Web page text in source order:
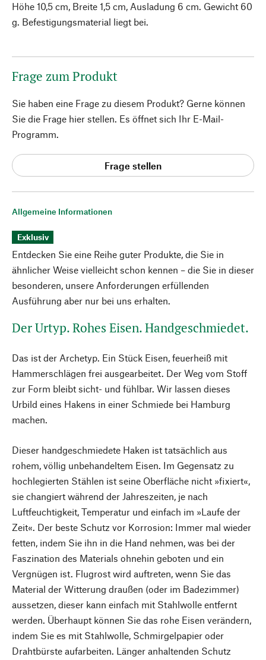
Allgemeine Informationen
Exklusiv
Entdecken Sie eine Reihe guter Produkte, die Sie in
ähnlicher Weise vielleicht schon kennen – die Sie in dieser
besonderen, unsere Anforderungen erfüllenden
Ausführung aber nur bei uns erhalten.
Der Urtyp. Rohes Eisen. Handgeschmiedet.
Das ist der Archetyp. Ein Stück Eisen, feuerheiß mit
Hammerschlägen frei ausgearbeitet. Der Weg vom Stoff
zur Form bleibt sicht- und fühlbar. Wir lassen dieses
Urbild eines Hakens in einer Schmiede bei Hamburg
machen.
Dieser handgeschmiedete Haken ist tatsächlich aus
rohem, völlig unbehandeltem Eisen. Im Gegensatz zu
hochlegierten Stählen ist seine Oberfläche nicht »fixiert«,
sie changiert während der Jahreszeiten, je nach
Luftfeuchtigkeit, Temperatur und einfach im »Laufe der
Zeit«. Der beste Schutz vor Korrosion: Immer mal wieder
fetten, indem Sie ihn in die Hand nehmen, was bei der
Faszination des Materials ohnehin geboten und ein
Vergnügen ist. Flugrost wird auftreten, wenn Sie das
Material der Witterung draußen (oder im Badezimmer)
aussetzen, dieser kann einfach mit Stahlwolle entfernt
werden. Überhaupt können Sie das rohe Eisen verändern,
indem Sie es mit Stahlwolle, Schmirgelpapier oder
Drahtbürste aufarbeiten. Länger anhaltenden Schutz
Höhe 10,5 cm, Breite 1,5 cm, Ausladung 6 cm. Gewicht 60
g. Befestigungsmaterial liegt bei.
Frage zum Produkt
Sie haben eine Frage zu diesem Produkt? Gerne können
Sie die Frage hier stellen. Es öffnet sich Ihr E-Mail-
Programm.
Frage stellen